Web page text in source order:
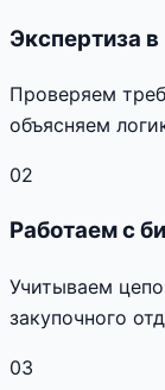
Экспертиза
Проверяем
объясняем
02
Работаем с
Учитываем
закупочного
03